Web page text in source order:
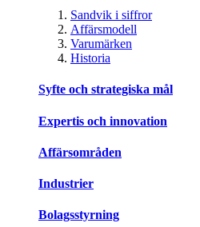
Sandvik i siffror
Affärsmodell
Varumärken
Historia
Syfte och strategiska mål
Expertis och innovation
Affärsområden
Industrier
Bolagsstyrning